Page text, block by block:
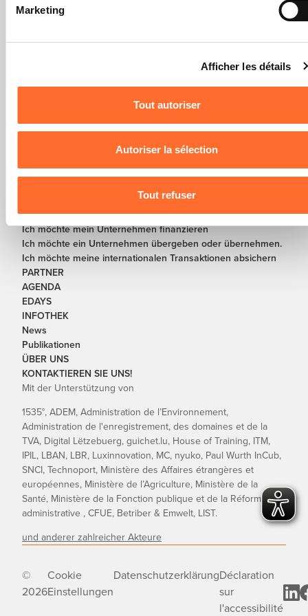
des cookieset notrePolitique de protection des données
Marketing
Afficher les détails
Tout autoriser
Autoriser la sélection
Tout refuser
Ich möchte ein Unternehmen gründen oder neu gründen
Ich möchte mein Unternehmen weiterentwickeln oder
Ich möchte mein Unternehmen digitalisieren
Ich möchte mein Unternehmen schlieβen
Ich möchte mein Unternehmen finanzieren
Ich möchte ein Unternehmen übergeben oder übernehmen.
Ich möchte meine internationalen Transaktionen absichern
PARTNER
AGENDA
EDAYS
INFOTHEK
News
Publikationen
ÜBER UNS
KONTAKTIEREN SIE UNS!
Mit der Unterstützung von
1535°, ADEM, Administration de l’Environnement,
Administration de l'enregistrement, des domaines et de la
TVA, Digital Lëtzebuerg, guichet.lu, House of Training, ITM,
IPIL, LBAN, LBR, Luxinnovation, MC, nyuko, Paul Wurth InCub,
SNCI, Technoport, Ministère des Affaires étrangères et
européennes, Ministère de l’Agriculture, Ministère de la
Santé, Ministère de la Fonction publique et de la Réforme
administrative , CFUE, Betriber & Emwelt, LIST.
und anderer zahlreicher Akteure
©
2026
Cookie
Einstellungen
DatenschutzerklärungDéclaration
sur
l'accessibilité